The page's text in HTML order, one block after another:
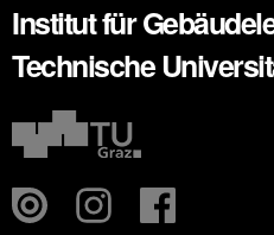
Institut für
Technische